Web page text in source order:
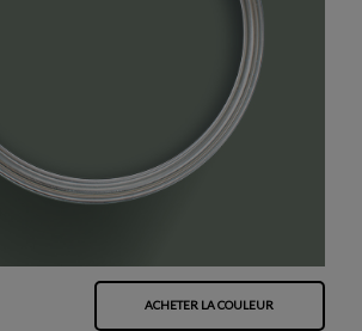
ACHETER LA COULEUR